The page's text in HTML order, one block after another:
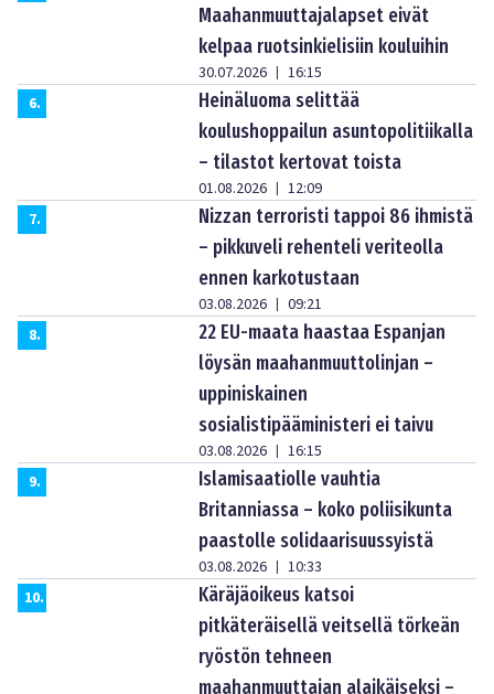
Maahanmuuttajalapset eivät
kelpaa ruotsinkielisiin kouluihin
30.07.2026 | 16:15
6.
Heinäluoma selittää
koulushoppailun asuntopolitiikalla
– tilastot kertovat toista
01.08.2026 | 12:09
7.
Nizzan terroristi tappoi 86 ihmistä
– pikkuveli rehenteli veriteolla
ennen karkotustaan
03.08.2026 | 09:21
8.
22 EU-maata haastaa Espanjan
löysän maahanmuuttolinjan –
uppiniskainen
sosialistipääministeri ei taivu
03.08.2026 | 16:15
9.
Islamisaatiolle vauhtia
Britanniassa – koko poliisikunta
paastolle solidaarisuussyistä
03.08.2026 | 10:33
10.
Käräjäoikeus katsoi
pitkäteräisellä veitsellä törkeän
ryöstön tehneen
maahanmuuttajan alaikäiseksi –